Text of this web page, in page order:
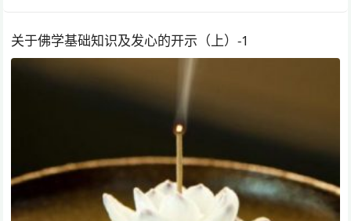
关于佛学基础知识及发心的开示（上）-1